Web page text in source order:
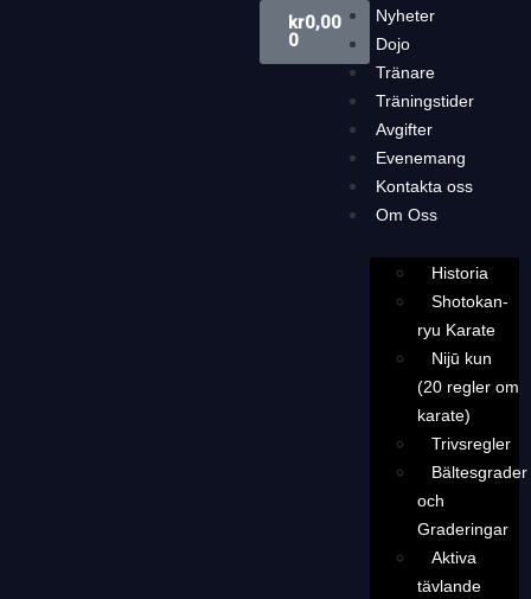
kr0,00
0
Nyheter
Dojo
Tränare
Träningstider
Avgifter
Evenemang
Kontakta oss
Om Oss
Historia
Shotokan-
ryu Karate
Nijū kun
(20 regler om
karate)
Trivsregler
Bältesgrader
och
Graderingar
Aktiva
tävlande